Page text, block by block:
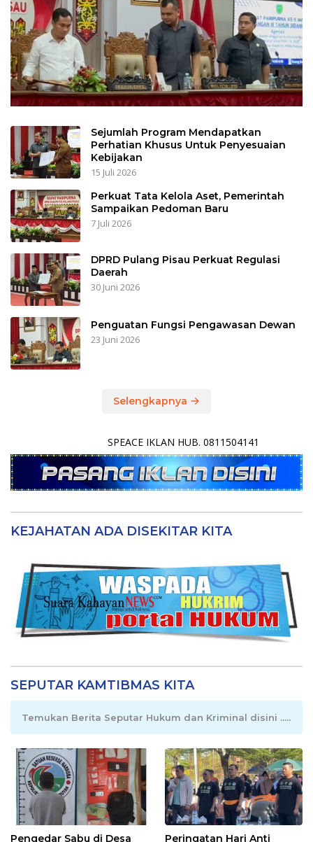
Sejumlah Program Mendapatkan
Perhatian Khusus Untuk Penyesuaian
Kebijakan
15 Juli 2026
Perkuat Tata Kelola Aset, Pemerintah
Sampaikan Pedoman Baru
7 Juli 2026
DPRD Pulang Pisau Perkuat Regulasi
Daerah
30 Juni 2026
Penguatan Fungsi Pengawasan Dewan
23 Juni 2026
Selengkapnya
SPEACE IKLAN HUB. 0811504141
KEJAHATAN ADA DISEKITAR KITA
SEPUTAR KAMTIBMAS KITA
Temukan Berita Seputar Hukum dan Kriminal disini .....
Pengedar Sabu di Desa
Peringatan Hari Anti